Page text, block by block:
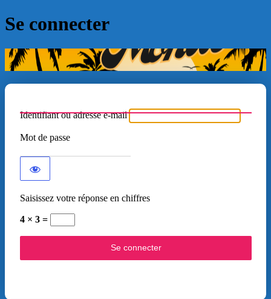
Se connecter
Identifiant ou adresse e-mail
Mot de passe
Saisissez votre réponse en chiffres
4 × 3 =